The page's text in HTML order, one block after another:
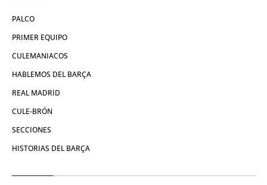
PALCO
PRIMER EQUIPO
CULEMANIACOS
HABLEMOS DEL BARÇA
REAL MADRID
CULE-BRÓN
SECCIONES
HISTORIAS DEL BARÇA